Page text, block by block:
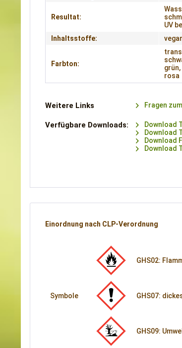
Resultat:
UV
Inhaltsstoffe:
Farbton:
rosa
Weitere Links Fragen
Verfügbare Downloads:
Download
Download
Download
Download
Einordnung nach CLP-Verordnung
Symbole
GHS02:
GHS07:
GHS09: